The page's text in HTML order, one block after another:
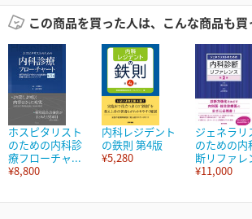
この商品を買った人は、こんな商品も買
ホスピタリスト
のための内科診
療フローチャ...
¥8,800
内科レジデント
の鉄則 第4版
¥5,280
ジェネラリ
のための内
断リファレ
¥11,000